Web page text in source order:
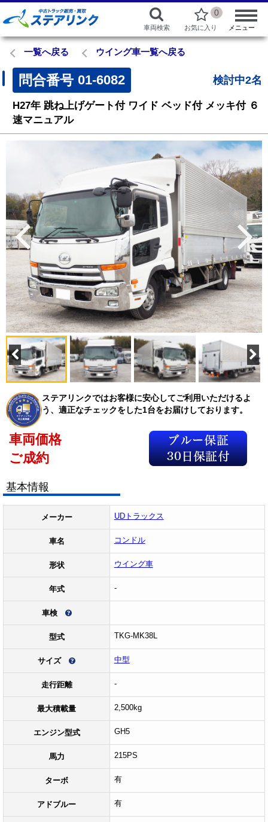
車両検索
0
お気に入り メニュー
一覧へ戻る ウイング車一覧へ戻る
問合番号 01-6082 検討中2名
H27年 跳ね上げゲート付 ワイド ベッド付 メッキ付 ６
速マニュアル
ステアリンクではお客様に安心してご利用いただけるよ
う、適正なチェックをした1台をお届けしております。
車両価格
ご成約
基本情報
メーカー UDトラックス
車名 コンドル
形状 ウイング車
年式 -
車検
型式 TKG-MK38L
サイズ 中型
走行距離 -
最大積載量 2,500kg
エンジン型式 GH5
馬力 215PS
ターボ 有
アドブルー 有